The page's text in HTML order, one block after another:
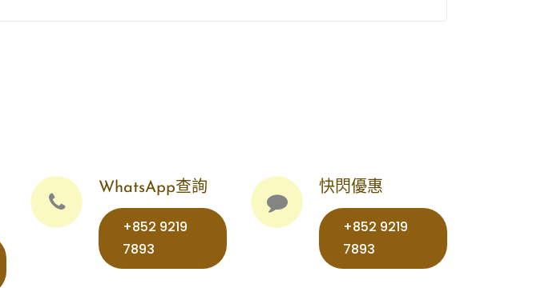
WhatsApp查詢
+852 9219
7893‬‬‬‬‬
快閃優惠
+852 9219
7893‬‬‬‬‬